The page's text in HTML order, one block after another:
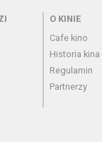
Menu -
O KINIE
Cafe kino
Historia kina
Regulamin
Partnerzy